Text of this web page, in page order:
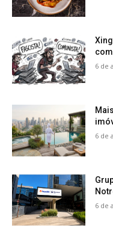
6 de
6 de
6 de